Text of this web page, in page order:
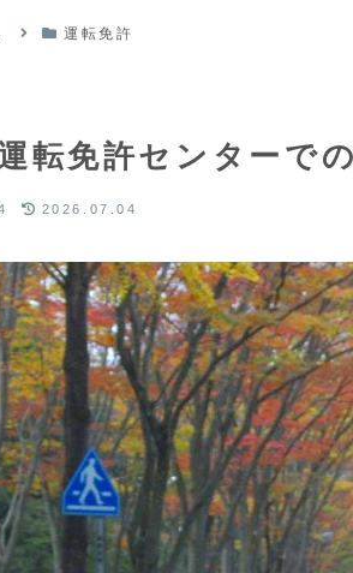
運転免許
転免許センターで
2026.07.04